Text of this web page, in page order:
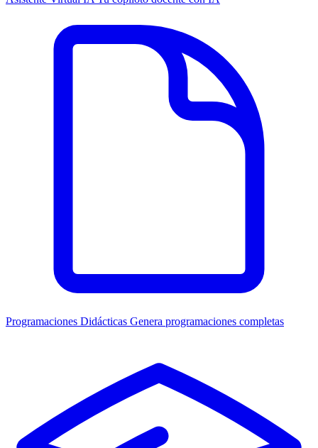
Programaciones Didácticas Genera programaciones completas